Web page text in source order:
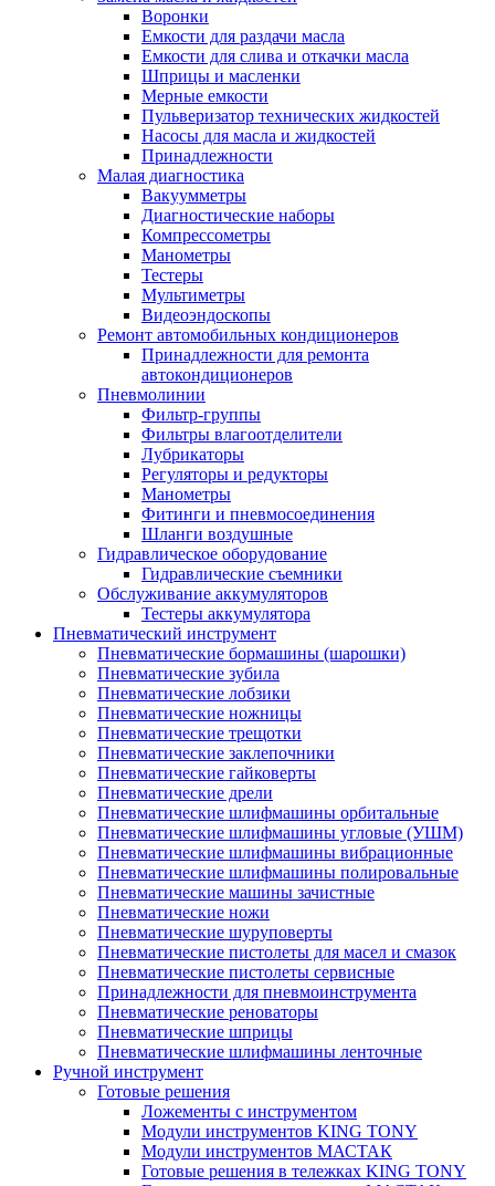
Воронки
Емкости для раздачи масла
Емкости для слива и откачки масла
Шприцы и масленки
Мерные емкости
Пульверизатор технических жидкостей
Насосы для масла и жидкостей
Принадлежности
Малая диагностика
Вакуумметры
Диагностические наборы
Компрессометры
Манометры
Тестеры
Мультиметры
Видеоэндоскопы
Ремонт автомобильных кондиционеров
Принадлежности для ремонта
автокондиционеров
Пневмолинии
Фильтр-группы
Фильтры влагоотделители
Лубрикаторы
Регуляторы и редукторы
Манометры
Фитинги и пневмосоединения
Шланги воздушные
Гидравлическое оборудование
Гидравлические съемники
Обслуживание аккумуляторов
Тестеры аккумулятора
Пневматический инструмент
Пневматические бормашины (шарошки)
Пневматические зубила
Пневматические лобзики
Пневматические ножницы
Пневматические трещотки
Пневматические заклепочники
Пневматические гайковерты
Пневматические дрели
Пневматические шлифмашины орбитальные
Пневматические шлифмашины угловые (УШМ)
Пневматические шлифмашины вибрационные
Пневматические шлифмашины полировальные
Пневматические машины зачистные
Пневматические ножи
Пневматические шуруповерты
Пневматические пистолеты для масел и смазок
Пневматические пистолеты сервисные
Принадлежности для пневмоинструмента
Пневматические реноваторы
Пневматические шприцы
Пневматические шлифмашины ленточные
Ручной инструмент
Готовые решения
Ложементы с инструментом
Модули инструментов KING TONY
Модули инструментов МАСТАК
Готовые решения в тележках KING TONY